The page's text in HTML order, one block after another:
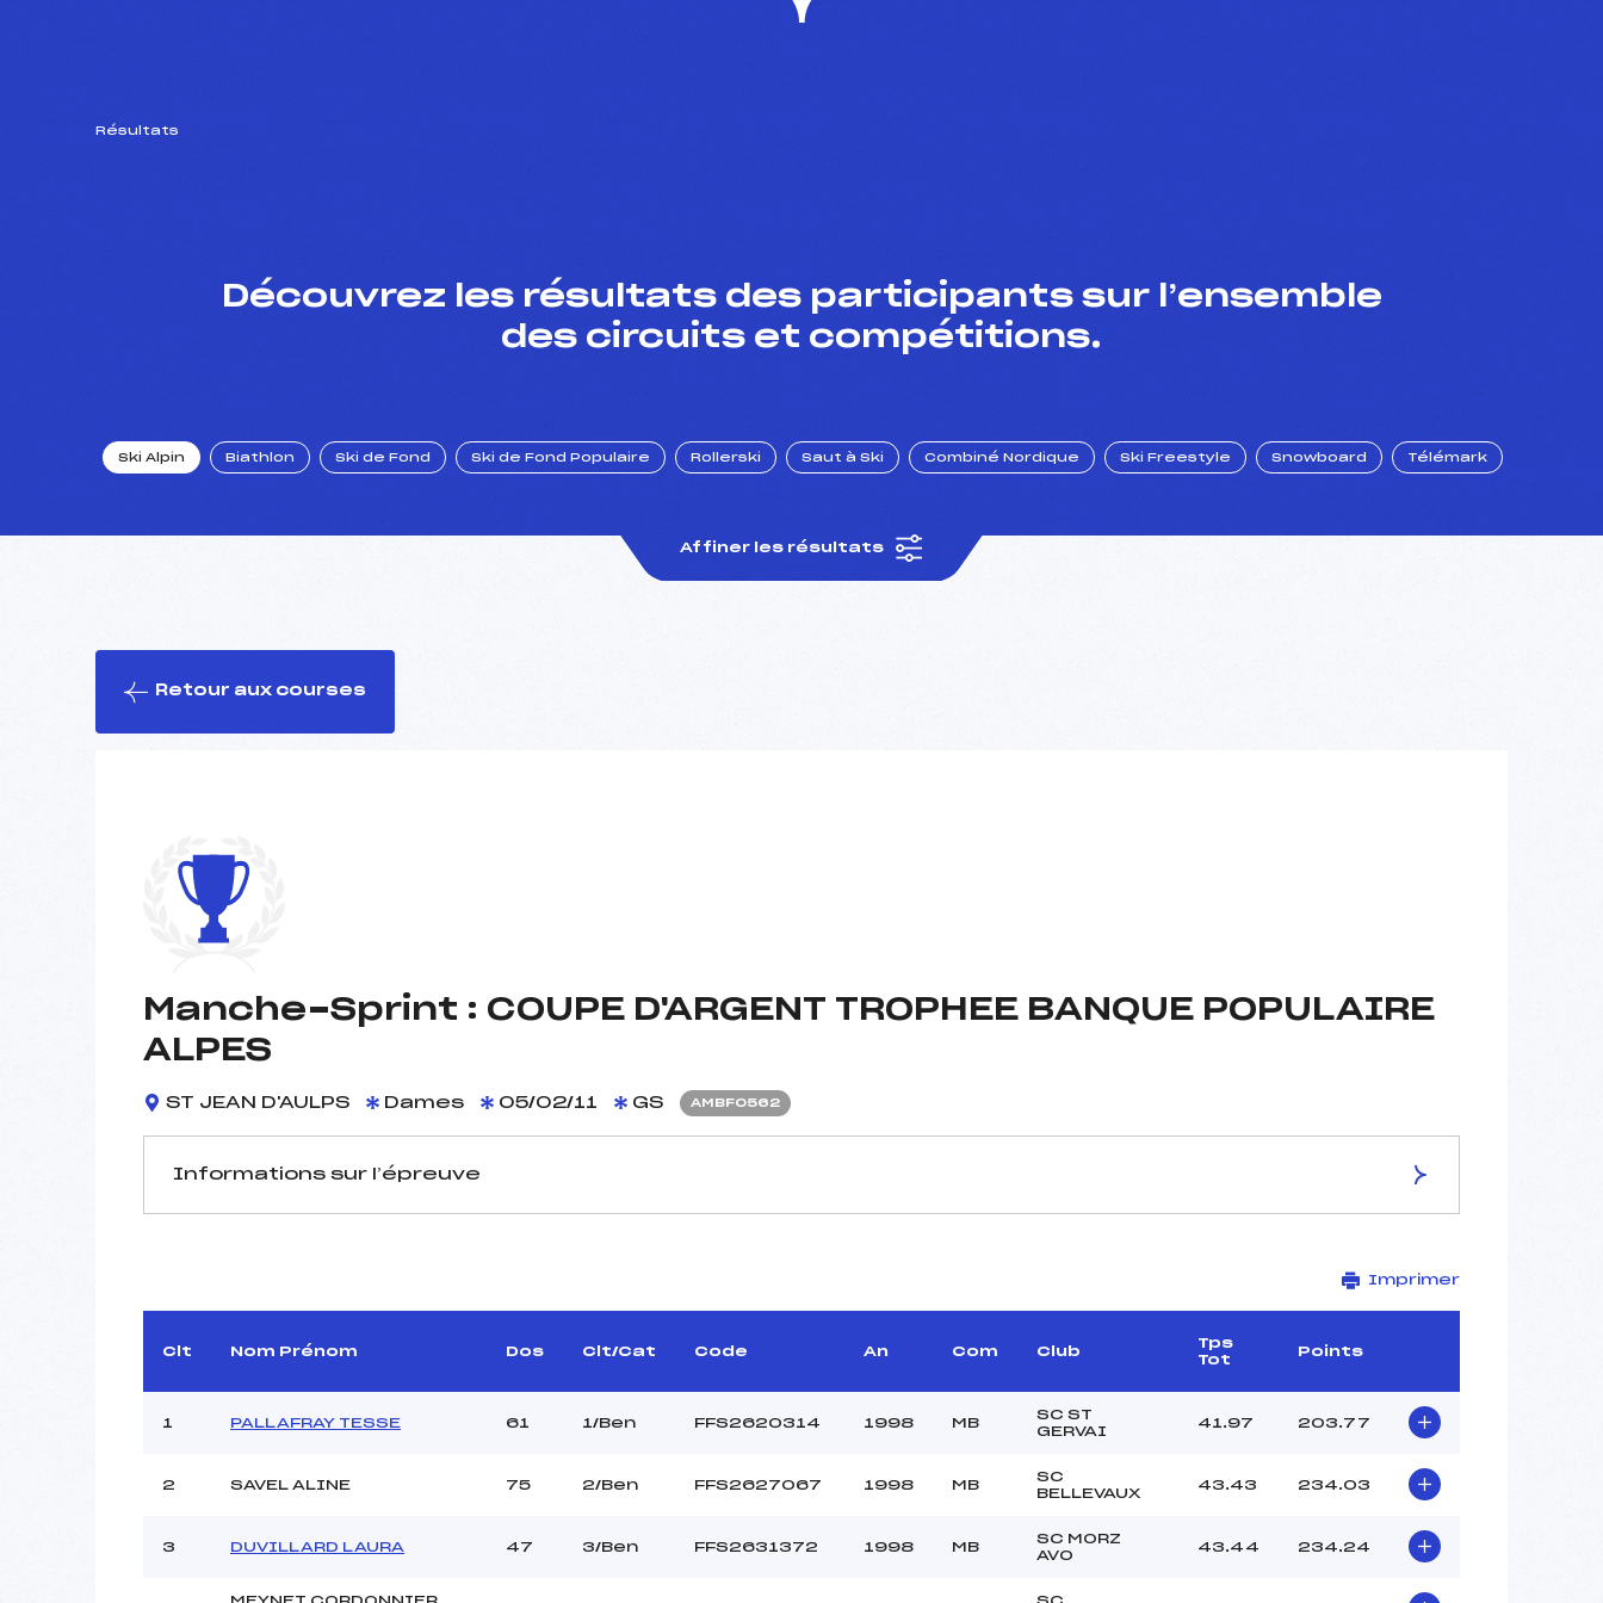
Résultats
Découvrez les résultats des participants sur l’ensemble
des circuits et compétitions.
Ski Alpin Biathlon Ski de Fond Ski de Fond Populaire Rollerski Saut à Ski Combiné Nordique Ski Freestyle Snowboard Télémark
Affiner les résultats
Retour aux courses
Manche-Sprint : COUPE D'ARGENT TROPHEE BANQUE POPULAIRE
ALPES
ST JEAN D'AULPS Dames 05/02/11 GS AMBF0562
Informations sur l’épreuve
Arbitre :
RICHARD REMY (MB)
LES FONTAINES
Altitude départ :
1596
Homologation :
1797/03/01
Heure de départ :
BERTHET PIERRE (MB)
Imprimer
Clt Nom Prénom Dos Clt/Cat Code An Com Club
Tps
Tot
Points
1 PALLAFRAY TESSE 61 1/Ben FFS2620314 1998 MB
SC ST
GERVAI
41.97 203.77
2 SAVEL ALINE 75 2/Ben FFS2627067 1998 MB
SC
BELLEVAUX
43.43 234.03
3 DUVILLARD LAURA 47 3/Ben FFS2631372 1998 MB
SC MORZ
AVO
43.44 234.24